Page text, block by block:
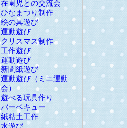
在園児との交流会
ひなまつり制作
絵の具遊び
運動遊び
クリスマス制作
工作遊び
運動遊び
新聞紙遊び
運動遊び（ミニ運動
会）
遊べる玩具作り
バーベキュー
紙粘土工作
水遊び